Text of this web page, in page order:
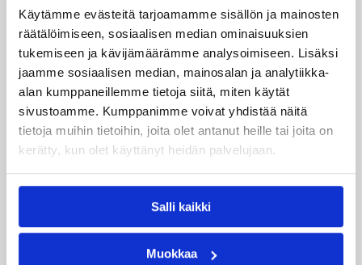
Käytämme evästeitä tarjoamamme sisällön ja mainosten
räätälöimiseen, sosiaalisen median ominaisuuksien
tukemiseen ja kävijämäärämme analysoimiseen. Lisäksi
jaamme sosiaalisen median, mainosalan ja analytiikka-
alan kumppaneillemme tietoja siitä, miten käytät
sivustoamme. Kumppanimme voivat yhdistää näitä
tietoja muihin tietoihin, joita olet antanut heille tai joita on
kerätty, kun olet käyttänyt heidän palvelujaan.
Salli kaikki
Muokkaa
Naisten I divisioona 15.08.2024 17:19
Rashid, Ruutiainen ja Leppänen
naisten 1-divisioonajoukkue
Team Lemkemiin
Lahti Basketball Junioreiden naisten 1-
divisioonajoukkue Team Lemkem on tehnyt
yksivuotiset sopimukset Soma Rashidin, Silja
Ruutiaisen ja Pinja Leppäsen kanssa.
← 1